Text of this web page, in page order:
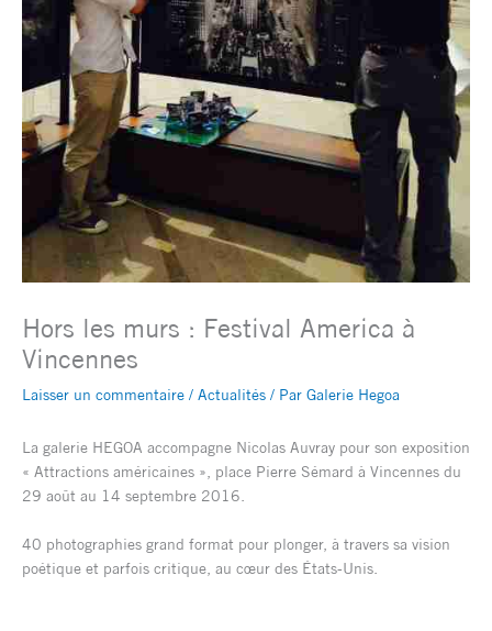
Hors les murs : Festival America à
Vincennes
Laisser un commentaire / Actualités / Par Galerie Hegoa
La galerie HEGOA accompagne Nicolas Auvray pour son exposition
« Attractions américaines », place Pierre Sémard à Vincennes du
29 août au 14 septembre 2016.
40 photographies grand format pour plonger, à travers sa vision
poétique et parfois critique, au cœur des États-Unis.